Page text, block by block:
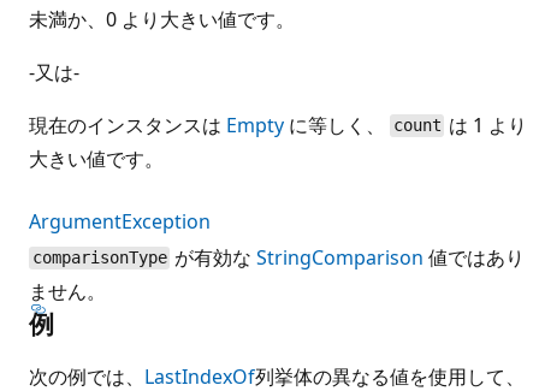
未満か、0 より大きい値です。
-又は-
現在のインスタンスは Empty に等しく、 count は 1 より
大きい値です。
ArgumentException
comparisonType が有効なStringComparison 値ではあり
ません。
例
次の例では、 LastIndexOf列挙体の異なる値を使用して、